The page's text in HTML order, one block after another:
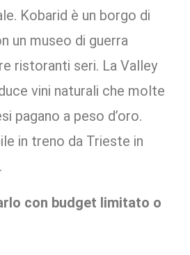
Kobarid è un borgo di
un museo di guerra
ristoranti seri. La Valley
vini naturali che molte
pagano a peso d’oro.
in treno da Trieste in
con budget limitato o